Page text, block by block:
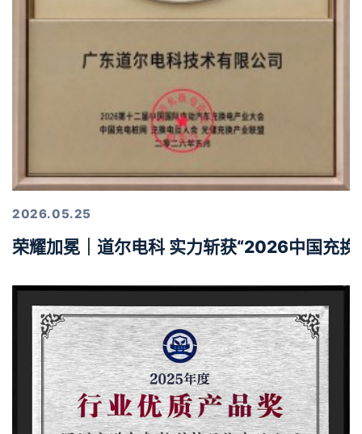
2026.05.25
荣耀加冕｜道尔电科 实力斩获“2026中国充换